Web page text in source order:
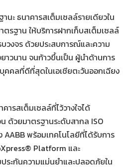
นะ ธนาคารสเต็มเซลล์รายเดียวใน
รฐาน ให้บริการฝากเก็บสเต็มเซลล์
วงจร ด้วยประสบการณ์และความ
วนาน จนก้าวขึ้นเป็น ผู้นำด้านการ
คคลที่ดีที่สุดในเอเชียตะวันออกเฉียง
ารสเต็มเซลล์ที่ไว้วางใจได้
ด้วยมาตรฐานระดับสากล ISO
AABB พร้อมเทคโนโลยีที่ได้รับการ
Platform และ
ระกันความแม่นยำและปลอดภัยใน